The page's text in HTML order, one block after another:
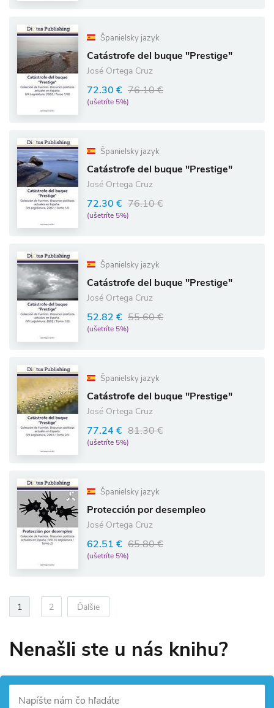
Španielsky jazyk
Catástrofe del buque "Prestige"
José Ortega Cruz
72.30 € 76.10 €
(ušetríte 5%)
Španielsky jazyk
Catástrofe del buque "Prestige"
José Ortega Cruz
72.30 € 76.10 €
(ušetríte 5%)
Španielsky jazyk
Catástrofe del buque "Prestige"
José Ortega Cruz
52.82 € 55.60 €
(ušetríte 5%)
Španielsky jazyk
Catástrofe del buque "Prestige"
José Ortega Cruz
77.24 € 81.30 €
(ušetríte 5%)
Španielsky jazyk
Protección por desempleo
José Ortega Cruz
62.51 € 65.80 €
(ušetríte 5%)
1 2 Ďalšie
Nenašli ste u nás knihu?
Napíšte nám čo hľadáte